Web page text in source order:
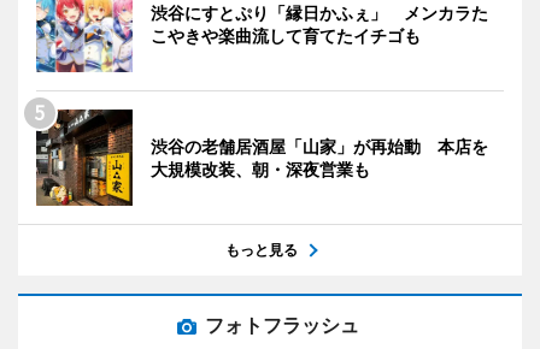
渋谷にすとぷり「縁日かふぇ」 メンカラた
こやきや楽曲流して育てたイチゴも
渋谷の老舗居酒屋「山家」が再始動 本店を
大規模改装、朝・深夜営業も
もっと見る
フォトフラッシュ